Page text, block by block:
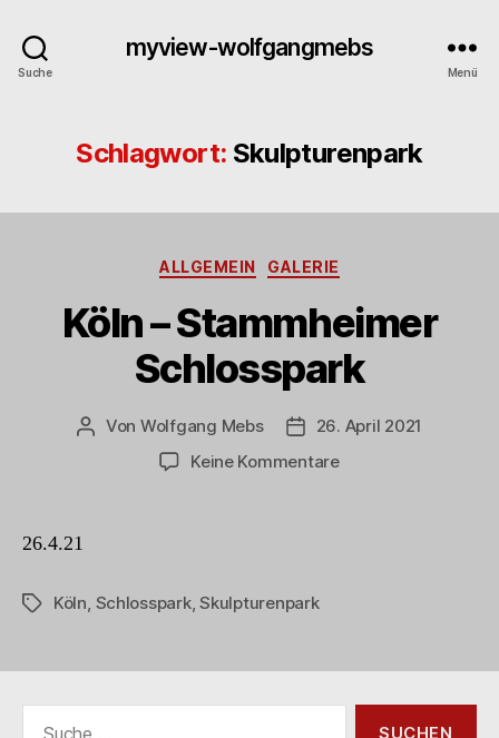
Suche
myview-wolfgangmebs
Menü
Schlagwort: Skulpturenpark
Kategorien
ALLGEMEIN GALERIE
Köln – Stammheimer
Schlosspark
Beitragsautor
Von Wolfgang Mebs Beitragsdatum
26. April 2021
Keine Kommentarezu
26.4.21
Schlagwörter
Köln Schlosspark,Skulpturenpark